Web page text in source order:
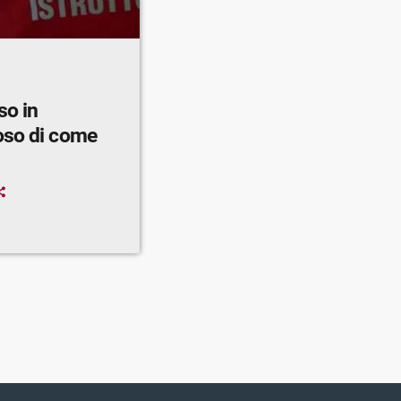
in
di come